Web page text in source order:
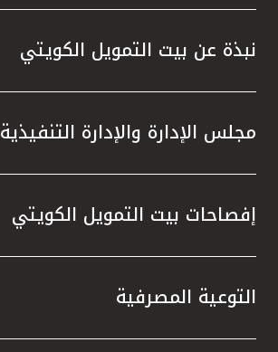
مصر
نبذة عن بيت التمويل الكويتي
مجلس الإدارة والإدارة التنفيذية
إفصاحات بيت التمويل الكويتي
التوعية المصرفية